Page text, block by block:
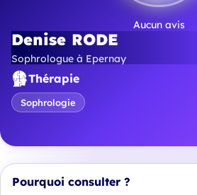
Aucun avis
Denise RODE
Sophrologue à Epernay
Thérapie
Sophrologie
Pourquoi consulter ?